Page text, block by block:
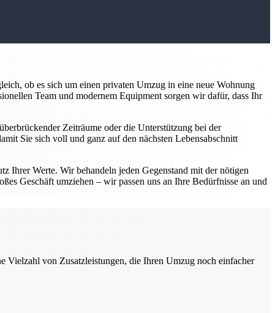
ob es sich um einen privaten Umzug in eine neue Wohnung
Team und modernem Equipment sorgen wir dafür, dass Ihr
Zeiträume oder die Unterstützung bei der
Sie sich voll und ganz auf den nächsten Lebensabschnitt
Ihrer Werte. Wir behandeln jeden Gegenstand mit der nötigen
Geschäft umziehen – wir passen uns an Ihre Bedürfnisse an und
Vielzahl von Zusatzleistungen, die Ihren Umzug noch einfacher